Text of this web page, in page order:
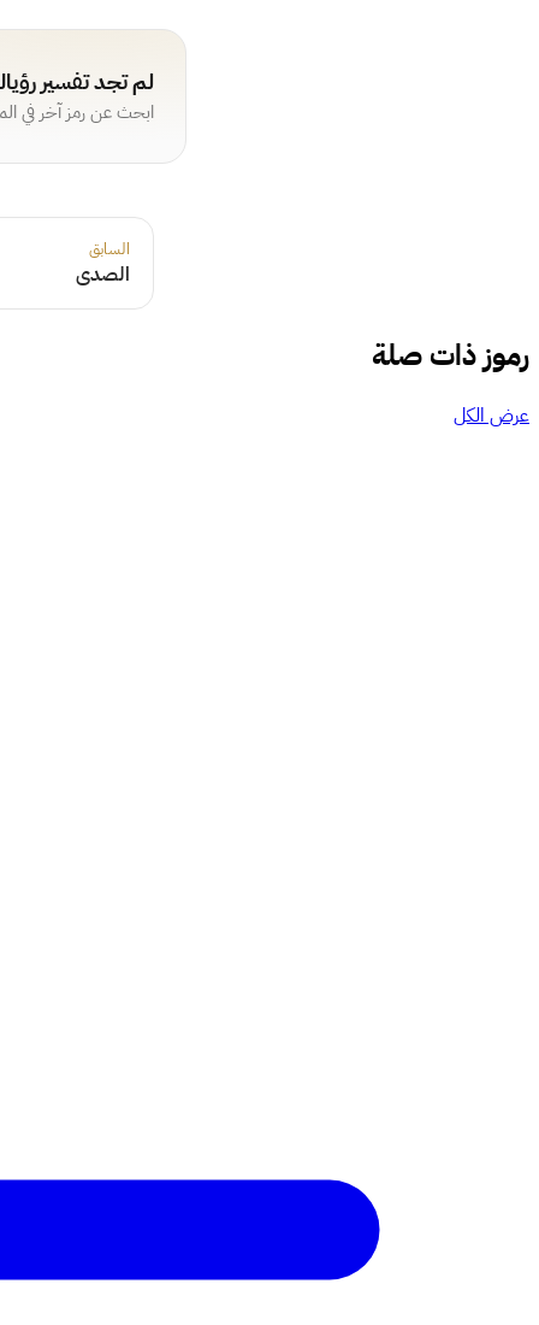
لم تجد تفسير
ابحث عن رمز آخر في
السابق
الصدى
رموز ذات صلة
عرض الكل